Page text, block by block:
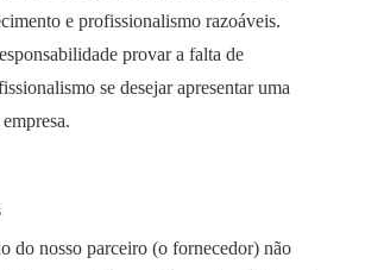
e profissionalismo razoáveis.
provar a falta de
se desejar apresentar uma
do nosso parceiro (o fornecedor) não